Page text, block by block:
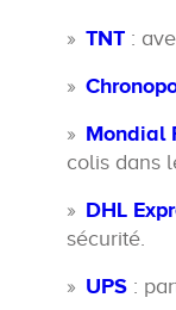
TNT :
Mondial
colis dans
DHL
sécurité.
UPS :